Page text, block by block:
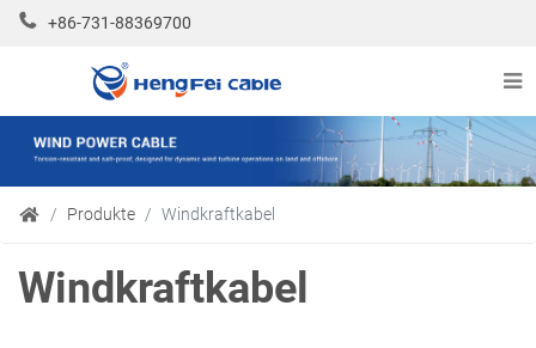
+86-731-88369700
Produkte Windkraftkabel
Windkraftkabel